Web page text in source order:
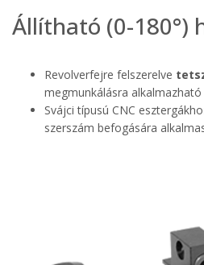
Állítható (0-
Revolverfejre felszerelve
megmunkálásra alkalmazható
Svájci típusú CNC
szerszám befogására